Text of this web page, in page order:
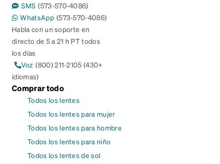
SMS (573-570-4086)
WhatsApp (573-570-4086)
Habla con un soporte en
directo de 5 a 21 h PT todos
los días
Voz (800) 211-2105 (430+
idiomas)
Comprar todo
Todos los lentes
Todos los lentes para mujer
Todos los lentes para hombre
Todos los lentes para niño
Todos los lentes de sol